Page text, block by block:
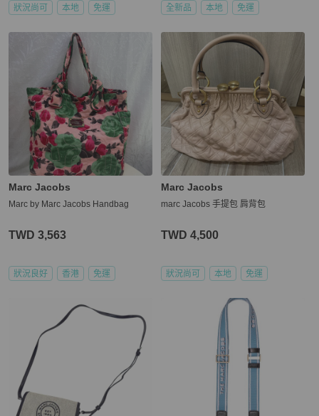
狀況尚可 本地 免運 全新品 本地 免運
Marc Jacobs
Marc by Marc Jacobs Handbag
TWD 3,563
狀況良好 香港 免運
Marc Jacobs
marc Jacobs 手提包 肩背包
TWD 4,500
狀況尚可 本地 免運